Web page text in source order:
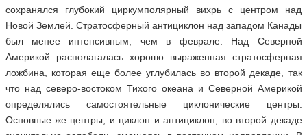
сохранялся глубокий циркумполярный вихрь с центром над
Новой Землей. Стратосферный антициклон над западом Канады
был менее интенсивным, чем в феврале. Над Северной
Америкой располагалась хорошо выраженная стратосферная
ложбина, которая еще более углубилась во второй декаде, так
что над северо-востоком Тихого океана и Северной Америкой
определялись самостоятельные циклонические центры.
Основные же центры, и циклон и антициклон, во второй декаде